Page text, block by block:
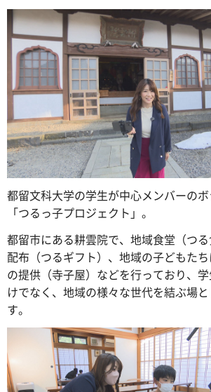
都留文科大学の学生が中心メンバーのボ
「つるっ子プロジェクト」。
都留市にある耕雲院で、地域食堂（つ
配布（つるギフト）、地域の子どもた
の提供（寺子屋）などを行っており、
けでなく、地域の様々な世代を結ぶ場
す。